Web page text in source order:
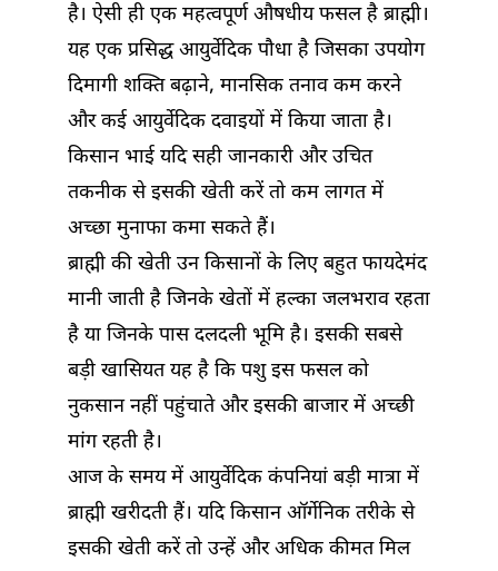
है। ऐसी ही एक महत्वपूर्ण औषधीय फसल है ब्राह्मी।
यह एक प्रसिद्ध आयुर्वेदिक पौधा है जिसका उपयोग
दिमागी शक्ति बढ़ाने, मानसिक तनाव कम करने
और कई आयुर्वेदिक दवाइयों में किया जाता है।
किसान भाई यदि सही जानकारी और उचित
तकनीक से इसकी खेती करें तो कम लागत में
अच्छा मुनाफा कमा सकते हैं।
ब्राह्मी की खेती उन किसानों के लिए बहुत फायदेमंद
मानी जाती है जिनके खेतों में हल्का जलभराव रहता
है या जिनके पास दलदली भूमि है। इसकी सबसे
बड़ी खासियत यह है कि पशु इस फसल को
नुकसान नहीं पहुंचाते और इसकी बाजार में अच्छी
मांग रहती है।
आज के समय में आयुर्वेदिक कंपनियां बड़ी मात्रा में
ब्राह्मी खरीदती हैं। यदि किसान ऑर्गेनिक तरीके से
इसकी खेती करें तो उन्हें और अधिक कीमत मिल